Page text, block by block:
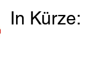
In Kürze: